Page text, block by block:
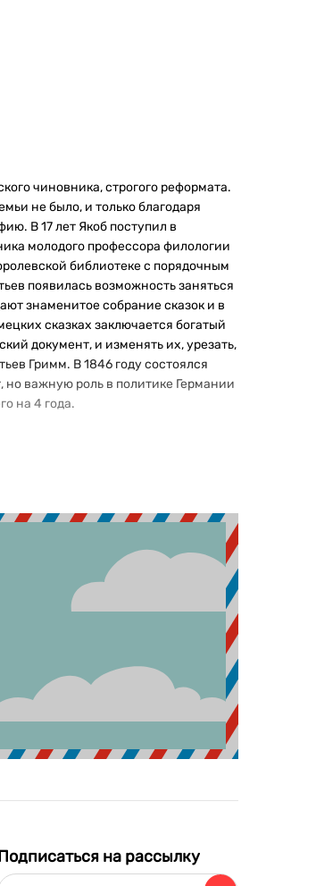
чиновника, строгого реформата.
не было, и только благодаря
В 17 лет Якоб поступил в
молодого профессора филологии
библиотеке с порядочным
появилась возможность заняться
знаменитое собрание сказок и в
сказках заключается богатый
документ, и изменять их, урезать,
Гримм. В 1846 году состоялся
но важную роль в политике Германии
на 4 года.
на рассылку